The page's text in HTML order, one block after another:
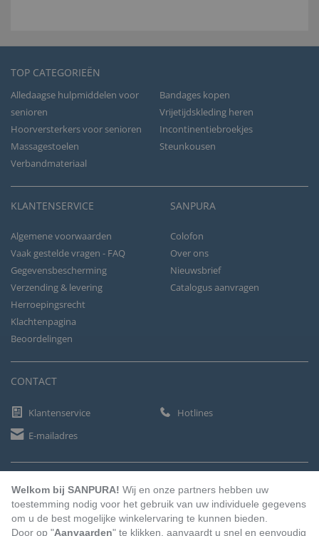
TOP CATEGORIEËN
Alledaagse hulpmiddelen voor
senioren
Bandages kopen
Vrijetijdskleding heren
Hoorversterkers voor senioren
Incontinentiebroekjes
Massagestoelen
Steunkousen
Verbandmateriaal
KLANTENSERVICE
Algemene voorwaarden
Vaak gestelde vragen - FAQ
Gegevensbescherming
Verzending & levering
Herroepingsrecht
Klachtenpagina
Beoordelingen
SANPURA
Colofon
Over ons
Nieuwsbrief
Catalogus aanvragen
CONTACT
Klantenservice
Hotlines
E-mailadres
Welkom bij SANPURA! Wij en onze partners hebben uw
toestemming nodig voor het gebruik van uw individuele gegevens
om u de best mogelijke winkelervaring te kunnen bieden.
Door op "Aanvaarden" te klikken, aanvaardt u snel en eenvoudig